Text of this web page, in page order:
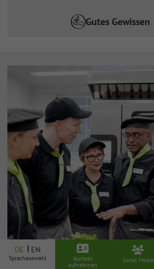
Gutes Gewissen
Sprachauswahl
DE EN
Kontakt
aufnehmen
Social Media